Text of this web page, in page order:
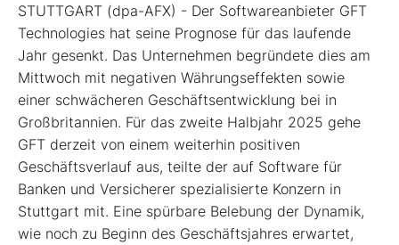
Kontakt
STUTTGART (dpa-AFX) - Der Softwareanbieter GFT
Technologies hat seine Prognose für das laufende
Jahr gesenkt. Das Unternehmen begründete dies am
Mittwoch mit negativen Währungseffekten sowie
einer schwächeren Geschäftsentwicklung bei in
Großbritannien. Für das zweite Halbjahr 2025 gehe
GFT derzeit von einem weiterhin positiven
Geschäftsverlauf aus, teilte der auf Software für
Banken und Versicherer spezialisierte Konzern in
Stuttgart mit. Eine spürbare Belebung der Dynamik,
wie noch zu Beginn des Geschäftsjahres erwartet,